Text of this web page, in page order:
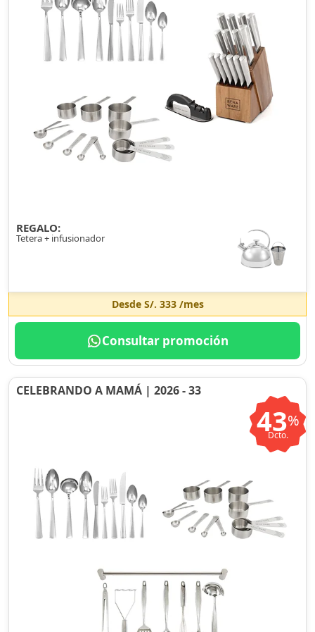
REGALO:
Tetera + infusionador
Desde S/. 333/mes
Consultar promoción
CELEBRANDO A MAMÁ | 2026 - 33
43%
Dcto.